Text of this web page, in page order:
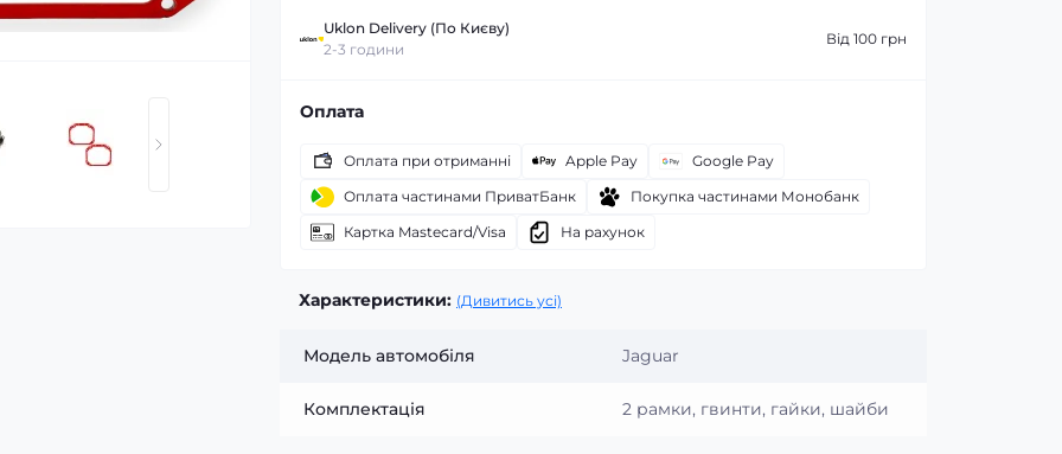
Uklon Delivery (По Києву)
2-3 години
Від 100 грн
Оплата
Оплата при отриманні Apple Pay
Google Pay
Оплата частинами ПриватБанк
Покупка частинами Монобанк
Картка Mastecard/Visa
На рахунок
Характеристики: (Дивитись усі)
Модель автомобіля Jaguar
Комплектація 2 рамки, гвинти, гайки, шайби